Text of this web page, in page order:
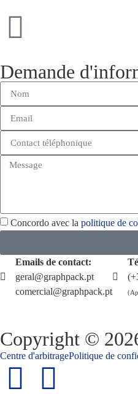
Demande
Concordo avec la politique de
Emails de contact:
geral@graphpack.pt
comercial@graphpack.pt
Copyright ©
Centre d'arbitragePolitique de